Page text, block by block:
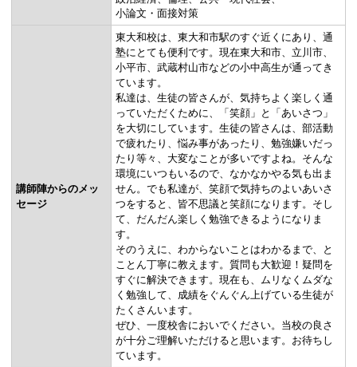
小論文・面接対策
講師陣からのメッ
セージ
東大和校は、東大和市駅のすぐ近くにあり、通
塾にとても便利です。現在東大和市、立川市、
小平市、武蔵村山市などの小中高生が通ってき
ています。
私達は、生徒の皆さんが、気持ちよく楽しく通
っていただくために、「笑顔」と「あいさつ」
を大切にしています。生徒の皆さんは、部活動
で疲れたり、悩み事があったり、勉強嫌いだっ
たり等々、大変なことが多いですよね。そんな
環境にいつもいるので、なかなかやる気も出ま
せん。でも私達が、笑顔で気持ちのよいあいさ
つをすると、皆不思議と笑顔になります。そし
て、だんだん楽しく勉強できるようになりま
す。
そのうえに、わからないことはわかるまで、と
ことん丁寧に教えます。質問も大歓迎！疑問を
すぐに解決できます。現在も、ムリなくムダな
く勉強して、成績をぐんぐん上げている生徒が
たくさんいます。
ぜひ、一度校舎においでください。当校の良さ
が十分ご理解いただけると思います。お待ちし
ています。